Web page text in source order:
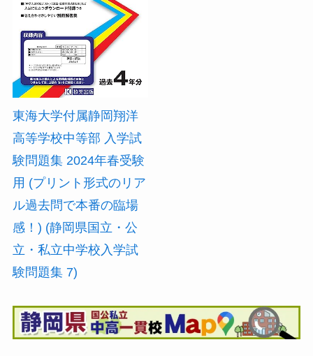
東海大学付属静岡翔洋
高等学校中等部 入学試
験問題集 2024年春受験
用 (プリント形式のリア
ル過去問で本番の臨場
感！) (静岡県国立・公
立・私立中学校入学試
験問題集 7)